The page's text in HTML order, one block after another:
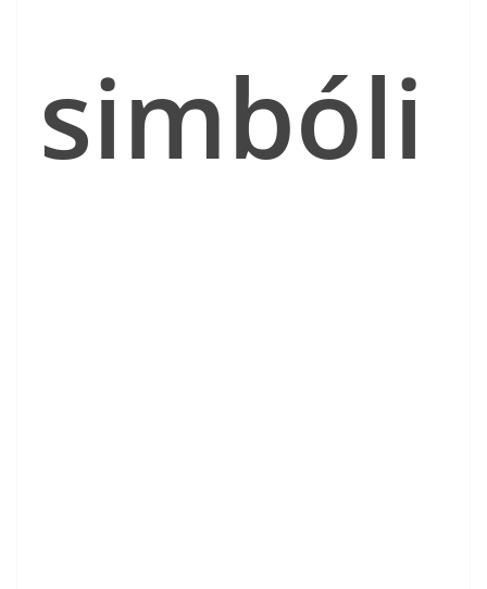
simbóli